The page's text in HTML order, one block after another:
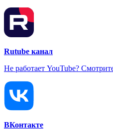
Rutube канал
Не работает YouTube?
ВКонтакте